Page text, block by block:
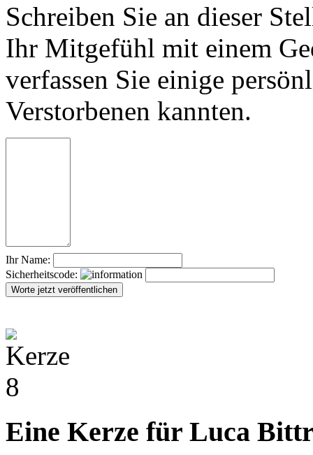
Schreiben Sie an dieser
Ihr Mitgefühl mit einem
verfassen Sie einige
Verstorbenen kannten.
Ihr Name:
Sicherheitscode:
Eine Kerze für Luca